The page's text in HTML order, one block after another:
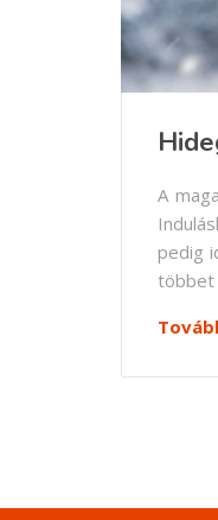
A
pedig
többet